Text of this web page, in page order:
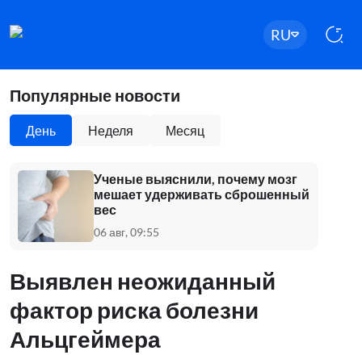
RU
Популярные новости
День Неделя Месяц
Ученые выяснили, почему мозг
мешает удерживать сброшенный
вес
06 авг, 09:55
Выявлен неожиданный
фактор риска болезни
Альцгеймера